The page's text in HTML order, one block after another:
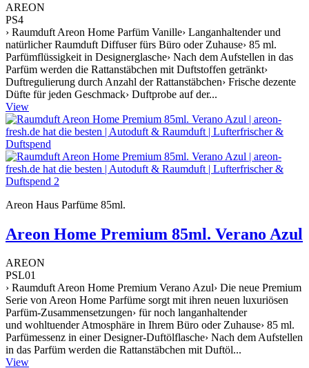
AREON
PS4
› Raumduft Areon Home Parfüm Vanille› Langanhaltender und
natürlicher Raumduft Diffuser fürs Büro oder Zuhause› 85 ml.
Parfümflüssigkeit in Designerglasche› Nach dem Aufstellen in das
Parfüm werden die Rattanstäbchen mit Duftstoffen getränkt›
Duftregulierung durch Anzahl der Rattanstäbchen› Frische dezente
Düfte für jeden Geschmack› Duftprobe auf der...
View
Areon Haus Parfüme 85ml.
Areon Home Premium 85ml. Verano Azul
AREON
PSL01
› Raumduft Areon Home Premium Verano Azul› Die neue Premium
Serie von Areon Home Parfüme sorgt mit ihren neuen luxuriösen
Parfüm-Zusammensetzungen› für noch langanhaltender
und wohltuender Atmosphäre in Ihrem Büro oder Zuhause› 85 ml.
Parfümessenz in einer Designer-Duftölflasche› Nach dem Aufstellen
in das Parfüm werden die Rattanstäbchen mit Duftöl...
View